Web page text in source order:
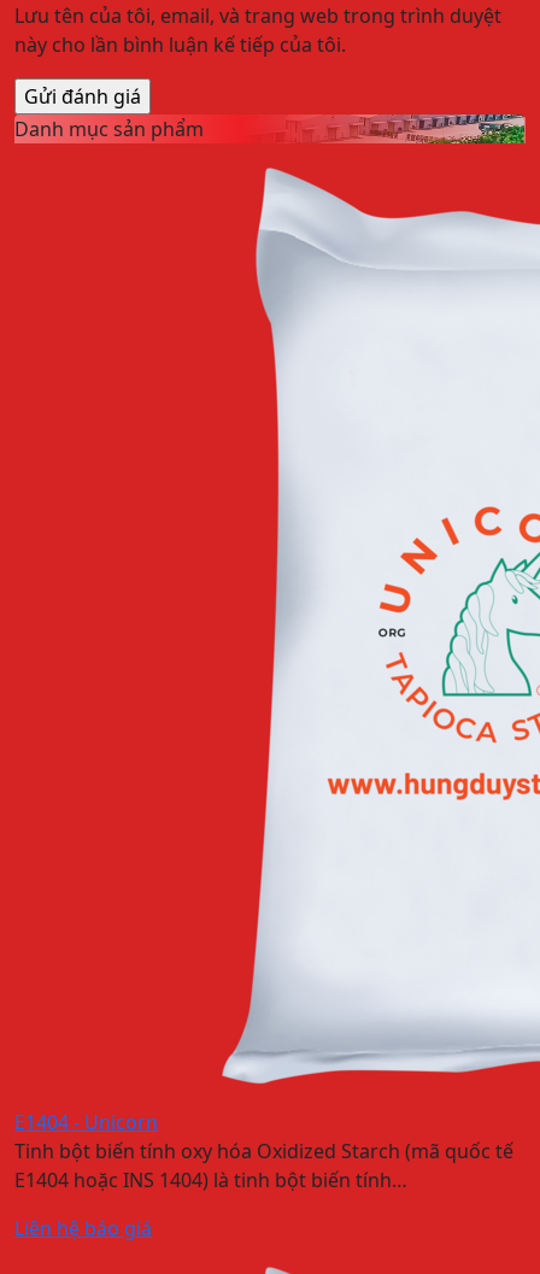
Lưu tên của tôi, email, và trang web trong trình duyệt
này cho lần bình luận kế tiếp của tôi.
Danh mục sản phẩm
E1404 - Unicorn
Tinh bột biến tính oxy hóa Oxidized Starch (mã quốc tế
E1404 hoặc INS 1404) là tinh bột biến tính…
Liên hệ báo giá